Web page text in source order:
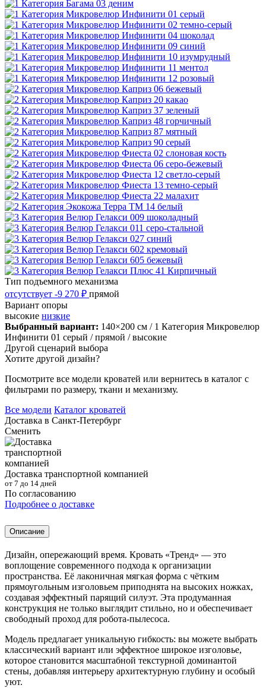
Тип подъемного механизма
отсутствует -9 270 ₽ прямой
Вариант опоры
высокие низкие
Выбранный вариант: 140×200 см / 1 Категория Микровелюр
Инфинити 01 серый / прямой / высокие
Другой сценарий выбора
Хотите другой дизайн?
Посмотрите все модели кроватей или вернитесь в каталог с
фильтрами по размеру, ткани и механизму.
Все модели Каталог кроватей
Доставка в Санкт-Петербург
Сменить
Доставка транспортной компанией
от 7 до 14 дней
По согласованию
Подробнее о доставке
Описание
Дизайн, опережающий время. Кровать «Тренд» — это
воплощение современного подхода к организации
пространства. Её лаконичная мягкая форма с чётким
прямоугольным изголовьем приподнята на высоких ножках,
создавая эффектный парящий силуэт. Эта продуманная
конструкция не только выглядит стильно, но и обеспечивает
свободный проход для робота-пылесоса.
Модель предлагает уникальную гибкость: вы можете выбрать
классический вариант или эффектное широкое изголовье,
которое становится масштабной текстурной доминантой
стены, добавляя интерьеру архитектурную глубину и особый
уют.